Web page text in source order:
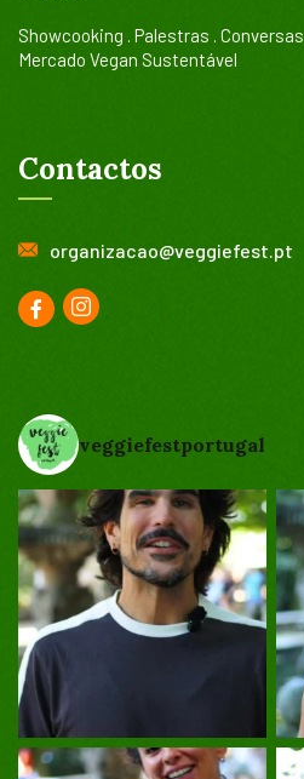
Showcooking . Palestras . Conversas
Mercado Vegan Sustentável
Contactos
organizacao@veggiefest.pt
veggiefestportugal